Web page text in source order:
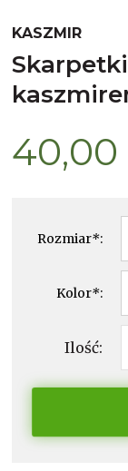
KASZMIR
skarpetki klasyczne z
40,00
Rozmiar*:
Kolor*:
Ilość: